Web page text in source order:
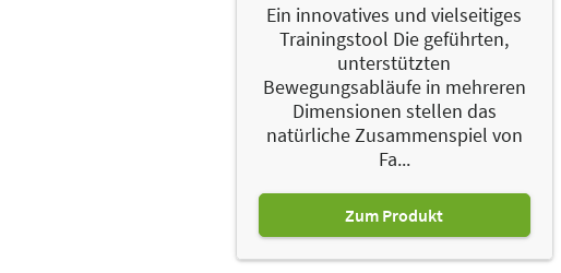
Ein innovatives und vielseitiges
Trainingstool Die geführten,
unterstützten
Bewegungsabläufe in mehreren
Dimensionen stellen das
natürliche Zusammenspiel von
Fa...
Zum Produkt